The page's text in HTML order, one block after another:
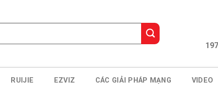
RUIJIE EZVIZ CÁC GIẢI PHÁP MẠNG VIDEO